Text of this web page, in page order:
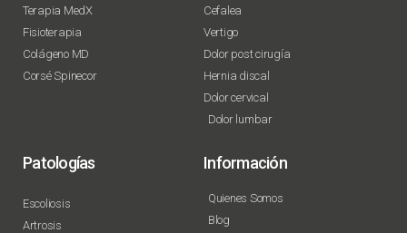
Terapia MedX
Fisioterapia
Colágeno MD
Corsé Spinecor
Cefalea
Vertigo
Dolor post cirugía
Hernia discal
Dolor cervical
Dolor lumbar
Patologías
Escoliosis
Artrosis
Información
Quienes Somos
Blog